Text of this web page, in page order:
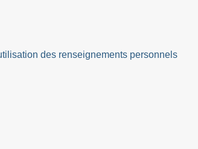
des renseignements personnels